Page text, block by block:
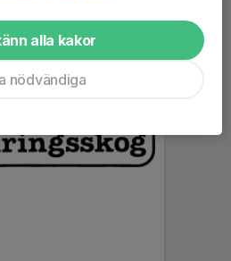
alla kakor
nödvändiga